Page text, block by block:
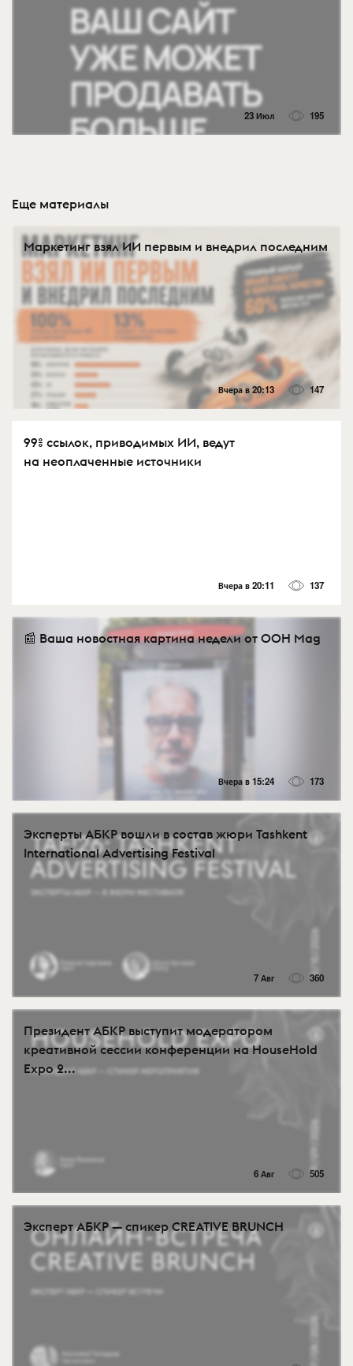
23 Июл 195
Еще материалы
Маркетинг взял ИИ первым и внедрил последним
Вчера в 20:13 147
99% ссылок, приводимых ИИ, ведут
на неоплаченные источники
Вчера в 20:11 137
📰 Ваша новостная картина недели от OOH Mag
Вчера в 15:24 173
Эксперты АБКР вошли в состав жюри Tashkent
International Advertising Festival
7 Авг 360
Президент АБКР выступит модератором
креативной сессии конференции на HouseHold
Expo 2...
6 Авг 505
Эксперт АБКР — спикер CREATIVE BRUNCH